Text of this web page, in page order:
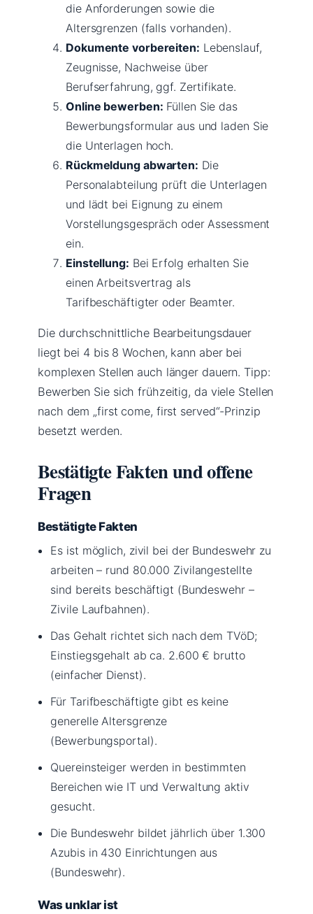
die Anforderungen sowie die
Altersgrenzen (falls vorhanden).
Dokumente vorbereiten: Lebenslauf,
Zeugnisse, Nachweise über
Berufserfahrung, ggf. Zertifikate.
Online bewerben: Füllen Sie das
Bewerbungsformular aus und laden Sie
die Unterlagen hoch.
Rückmeldung abwarten: Die
Personalabteilung prüft die Unterlagen
und lädt bei Eignung zu einem
Vorstellungsgespräch oder Assessment
ein.
Einstellung: Bei Erfolg erhalten Sie
einen Arbeitsvertrag als
Tarifbeschäftigter oder Beamter.
Die durchschnittliche Bearbeitungsdauer
liegt bei 4 bis 8 Wochen, kann aber bei
komplexen Stellen auch länger dauern. Tipp:
Bewerben Sie sich frühzeitig, da viele Stellen
nach dem „first come, first served“-Prinzip
besetzt werden.
Bestätigte Fakten und offene
Fragen
Bestätigte Fakten
Es ist möglich, zivil bei der Bundeswehr zu
arbeiten – rund 80.000 Zivilangestellte
sind bereits beschäftigt (Bundeswehr –
Zivile Laufbahnen).
Das Gehalt richtet sich nach dem TVöD;
Einstiegsgehalt ab ca. 2.600 € brutto
(einfacher Dienst).
Für Tarifbeschäftigte gibt es keine
generelle Altersgrenze
(Bewerbungsportal).
Quereinsteiger werden in bestimmten
Bereichen wie IT und Verwaltung aktiv
gesucht.
Die Bundeswehr bildet jährlich über 1.300
Azubis in 430 Einrichtungen aus
(Bundeswehr).
Was unklar ist